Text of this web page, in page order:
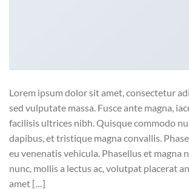
Lorem ipsum dolor sit amet, consectetur
sed vulputate massa. Fusce ante magna,
facilisis ultrices nibh. Quisque commodo
dapibus, et tristique magna convallis.
eu venenatis vehicula. Phasellus et magna
nunc, mollis a lectus ac, volutpat placerat
amet […]